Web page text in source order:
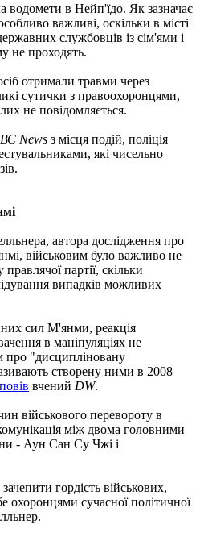
водомети в Нейп'їдо. Як зазначає
важливі, оскільки в місті
службовців із сім'ями і
не проходять.
отримали травми через
сутички з правоохоронцями,
не повідомляється.
News з місця подій, поліція
які чисельно
автора дослідження про
військовим було важливо не
партії, скільки
випадків можливих
сил М'янми, реакція
в маніпуляціях не
про "дисципліновану
створену ними в 2008
вчений DW.
військового перевороту в
між двома головними
- Аун Сан Су Чжі і
гордість військових,
охоронцями сучасної політичної